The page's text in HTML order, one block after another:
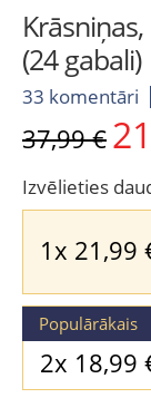
(24 gabali)
33 komentāri
37,99€
Izvēlieties
1x 21,99
Populārākais
2x 18,99